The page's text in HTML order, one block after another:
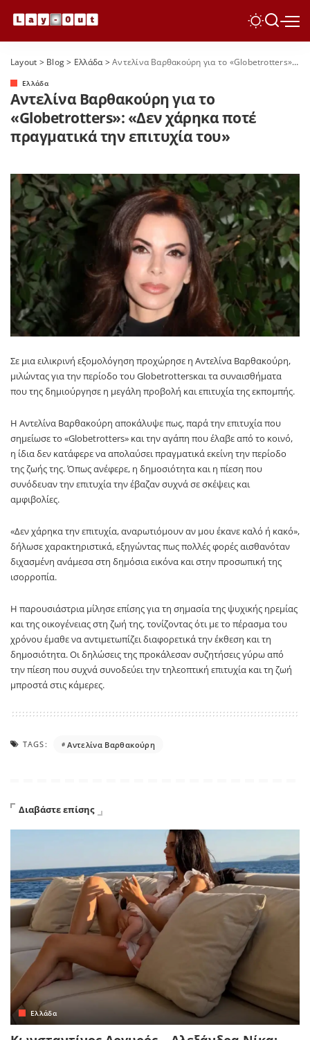
Layout > Blog> Ελλάδα>Αντελίνα Βαρθακούρη για το «Globetrotters»: «Δεν χάρηκα ποτέ πραγματικά την επιτυχία του»
Ελλάδα
Αντελίνα Βαρθακούρη για το
«Globetrotters»: «Δεν χάρηκα ποτέ
πραγματικά την επιτυχία του»
Σε μια ειλικρινή εξομολόγηση προχώρησε η Αντελίνα Βαρθακούρη,
μιλώντας για την περίοδο τουGlobetrottersκαι τα συναισθήματα
που της δημιούργησε η μεγάλη προβολή και επιτυχία της εκπομπής.
Η Αντελίνα Βαρθακούρη αποκάλυψε πως, παρά την επιτυχία που
σημείωσε το «Globetrotters» και την αγάπη που έλαβε από το κοινό,
η ίδια δεν κατάφερε να απολαύσει πραγματικά εκείνη την περίοδο
της ζωής της. Όπως ανέφερε, η δημοσιότητα και η πίεση που
συνόδευαν την επιτυχία την έβαζαν συχνά σε σκέψεις και
αμφιβολίες.
«Δεν χάρηκα την επιτυχία, αναρωτιόμουν αν μου έκανε καλό ή κακό»,
δήλωσε χαρακτηριστικά, εξηγώντας πως πολλές φορές αισθανόταν
διχασμένη ανάμεσα στη δημόσια εικόνα και στην προσωπική της
ισορροπία.
Η παρουσιάστρια μίλησε επίσης για τη σημασία της ψυχικής ηρεμίας
και της οικογένειας στη ζωή της, τονίζοντας ότι με το πέρασμα του
χρόνου έμαθε να αντιμετωπίζει διαφορετικά την έκθεση και τη
δημοσιότητα. Οι δηλώσεις της προκάλεσαν συζητήσεις γύρω από
την πίεση που συχνά συνοδεύει την τηλεοπτική επιτυχία και τη ζωή
μπροστά στις κάμερες.
TAGS: Αντελίνα Βαρθακούρη
Διαβάστε επίσης
Ελλάδα